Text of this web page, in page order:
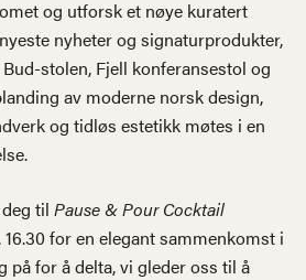
og utforsk et nøye kuratert
nyheter og signaturprodukter,
stolen, Fjell konferansestol og
av moderne norsk design,
og tidløs estetikk møtes i en
til Pause & Pour Cocktail
16.30 for en elegant sammenkomst i
på for å delta, vi gleder oss til å